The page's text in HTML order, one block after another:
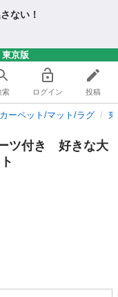
ない！
京版
索 ログイン 投稿
カーペット/マット/ラグ
ツ付き 好きな大